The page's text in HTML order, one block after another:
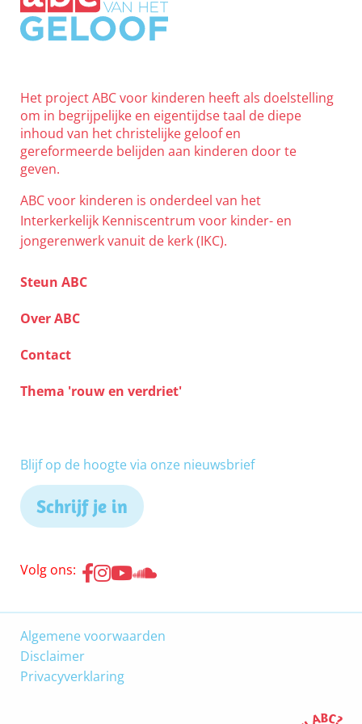
Het project ABC voor kinderen heeft als doelstelling
om in begrijpelijke en eigentijdse taal de diepe
inhoud van het christelijke geloof en
gereformeerde belijden aan kinderen door te
geven.
ABC voor kinderen is onderdeel van het
Interkerkelijk Kenniscentrum voor kinder- en
jongerenwerk vanuit de kerk (IKC).
Steun ABC
Over ABC
Contact
Thema 'rouw en verdriet'
Blijf op de hoogte via onze nieuwsbrief
Schrijf je in
Volg ons:
Algemene voorwaarden
Disclaimer
Privacyverklaring